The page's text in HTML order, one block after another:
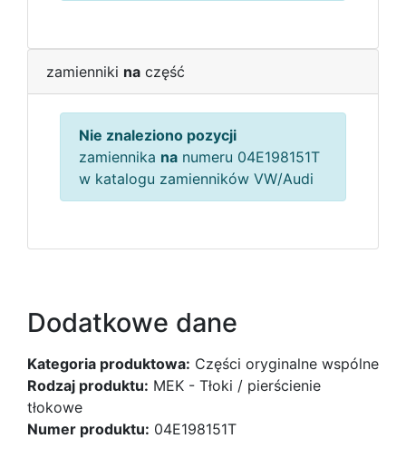
zamienniki na część
Nie znaleziono pozycji
zamiennika na numeru 04E198151T
w katalogu zamienników VW/Audi
Dodatkowe dane
Kategoria produktowa: Części oryginalne wspólne
Rodzaj produktu: MEK - Tłoki / pierścienie
tłokowe
Numer produktu: 04E198151T